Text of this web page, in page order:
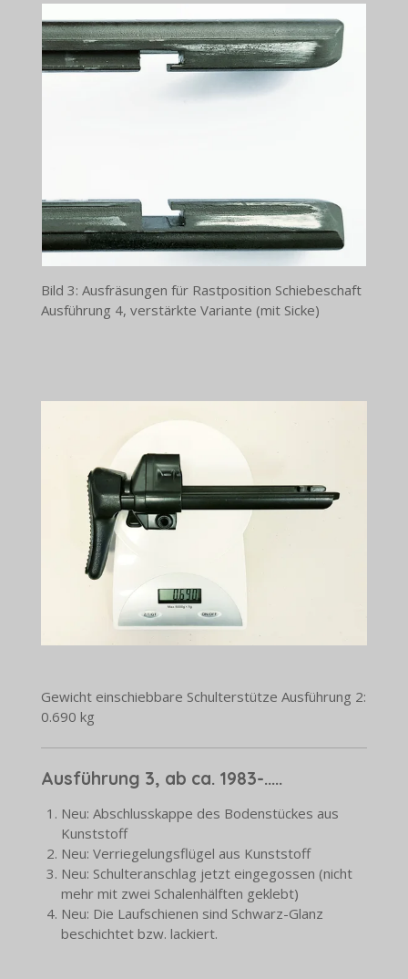
Bild 3: Ausfräsungen für Rastposition Schiebeschaft
Ausführung 4, verstärkte Variante (mit Sicke)
Gewicht einschiebbare Schulterstütze Ausführung 2:
0.690 kg
Ausführung 3, ab ca. 1983-.....
Neu: Abschlusskappe des Bodenstückes aus
Kunststoff
Neu: Verriegelungsflügel aus Kunststoff
Neu: Schulteranschlag jetzt eingegossen (nicht
mehr mit zwei Schalenhälften geklebt)
Neu: Die Laufschienen sind Schwarz-Glanz
beschichtet bzw. lackiert.